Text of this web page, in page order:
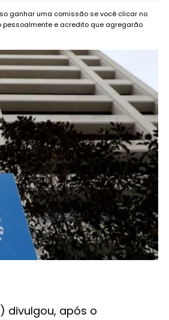
ganhar uma comissão se você clicar no
pessoalmente e acredito que agregarão
divulgou, após o